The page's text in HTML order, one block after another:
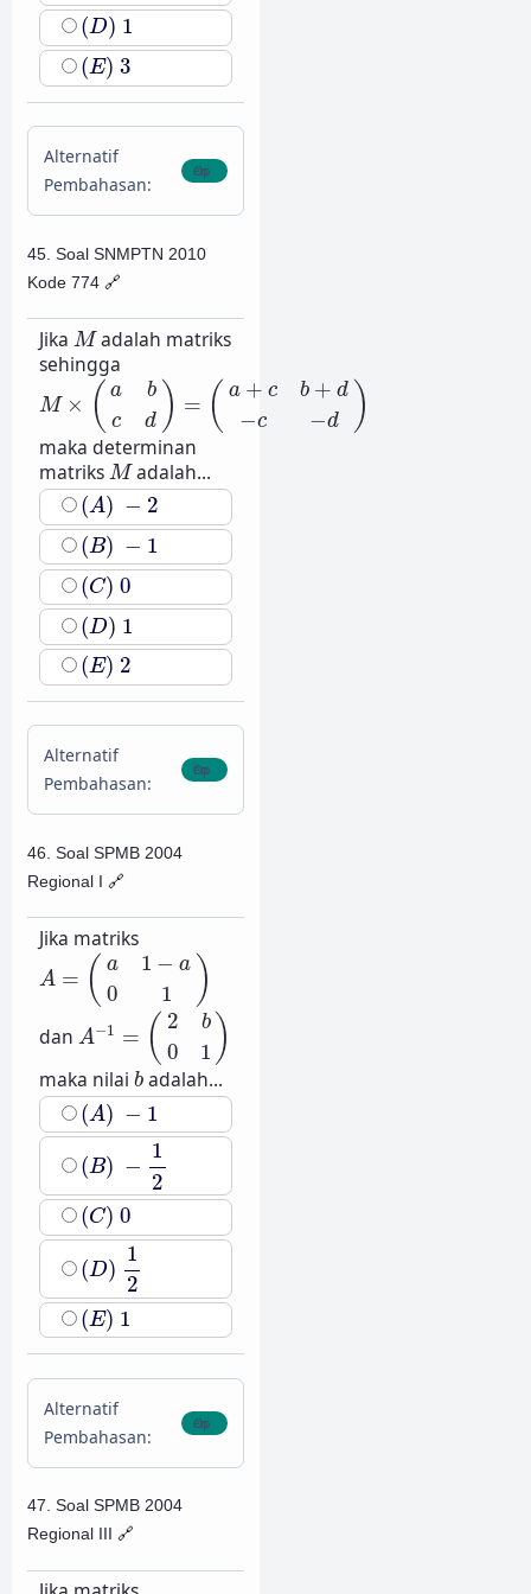
(D) 1
(D)1
(E) 3
(E)3
Alternatif
Pembahasan:
45. Soal SNMPTN 2010
Kode 774 🔗
Jika M
Madalah matriks
sehingga
M × ( a
b
c
d ) = ( a + c b + d
−c −d )
M×(abcd =( a +d− c −d
maka determinan
matriks M
Madalah...
(A) − 2
(A)−2
(B) − 1
(B)−1
(C) 0
(C)0
(D) 1
(D)1
(E) 2
(E)2
Alternatif
Pembahasan:
46. Soal SPMB 2004
Regional I 🔗
Jika matriks
A = ( a 1 − a
0 1 )
A=( a1−a01
dan A−1 = ( 2 b
0 1 )
− 1 b0 )
maka nilai b
badalah...
(A) − 1
(A)−1
(B) −
1
2
(B)−12
(C) 0
(C)0
(D)
1
2
(D)12
(E) 1
(E)1
Alternatif
Pembahasan:
47. Soal SPMB 2004
Regional III 🔗